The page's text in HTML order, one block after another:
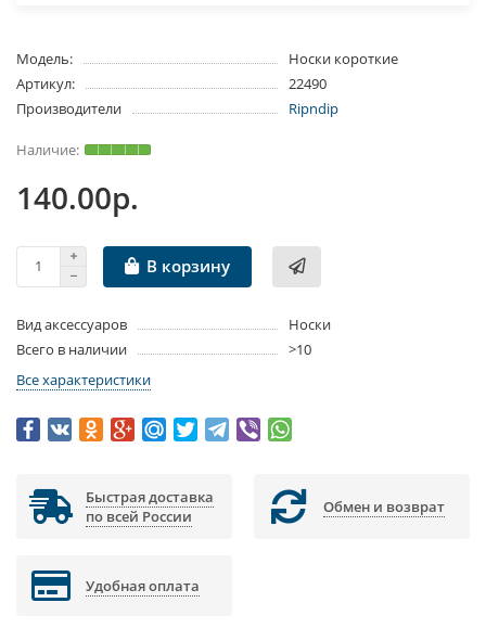
Модель:
Носки короткие
Артикул:
22490
Производители
Ripndip
140.00р.
В корзину
Вид аксессуаров
Носки
Всего в наличии
>10
Все характеристики
Быстрая доставка
по всей России
Обмен и возврат
Удобная оплата